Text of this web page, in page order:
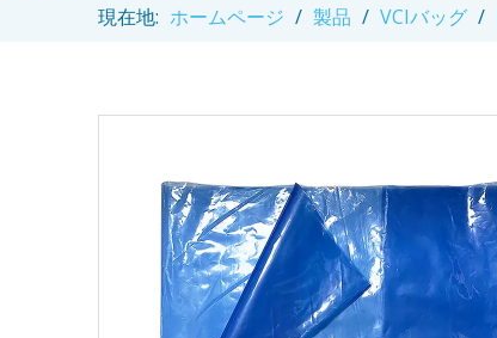
現在地: ホームページ / 製品 / VCIバッグ /